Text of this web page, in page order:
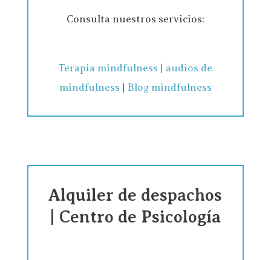
Consulta nuestros servicios:
Terapia mindfulness | audios de
mindfulness | Blog mindfulness
Alquiler de despachos
| Centro de Psicología